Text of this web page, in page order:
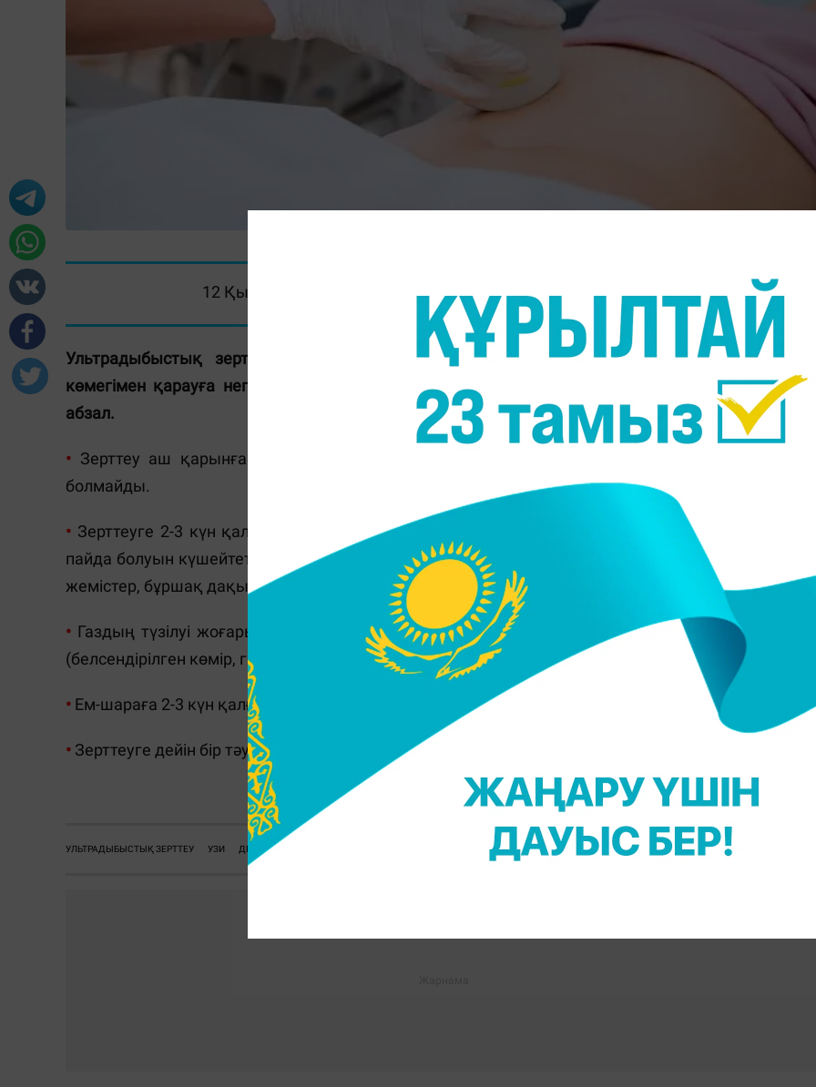
12 Қыркүйек 2021, 15:15
Ультрадыбыстық зерттеу (УДЗ) – ағзаның құрылымын ультрадыбыстық
көмегімен қарауға негізделген диагностикалық әдіс. Ал оған алдын ала ағзаны
абзал.
• Зерттеу аш қарынға жүргізіледі. Ем-шараға дейін 6 сағат бұрын тамақ ішуге және
болмайды.
• Зерттеуге 2-3 күн қалғанда жеңіл диета ұстау ұсынылады: ішектің жиырылуын және
пайда болуын күшейтетін тағамдарды (ұннан жасалған тағамдар, қара нан, шикі көкөністер
жемістер, бұршақ дақылдары, сүт, шырындар, газдалған және алкогольді ішімдіктер) шектеу.
• Газдың түзілуі жоғары болғанда 2-3 күндей адсорбент препараттарын қабылдау
(белсендірілген көмір, гидролизді лингин, коллоидты кремний диоксиді).
• Ем-шараға 2-3 күн қалғанда бариймен рентгендік зерттеу жүргізбеу керек.
• Зерттеуге дейін бір тәулік бұрын гастроскопия, колоноскопия, клизма жасатпау қажет.
Н. Үсенова
УЛЬТРАДЫБЫСТЫҚ ЗЕРТТЕУ УЗИ ДЕНСАУЛЫҚ